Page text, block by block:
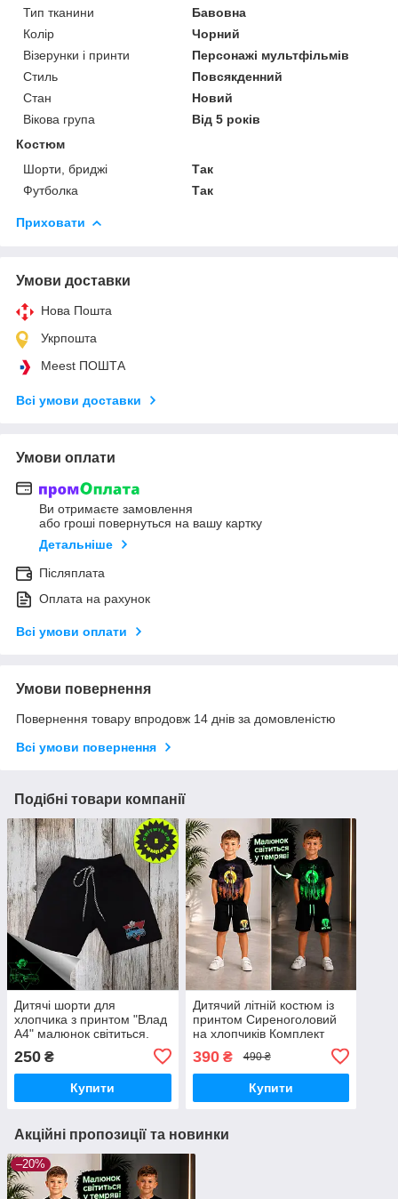
Тип тканини
Бавовна
Колір
Чорний
Візерунки і принти
Персонажі мультфільмів
Стиль
Повсякденний
Стан
Новий
Вікова група
Від 5 років
Костюм
Шорти, бриджі
Так
Футболка
Так
Приховати
Умови доставки
Нова Пошта
Укрпошта
Meest ПОШТА
Всі умови доставки
Умови оплати
Ви отримаєте замовлення
або гроші повернуться на вашу картку
Детальніше
Післяплата
Оплата на рахунок
Всі умови оплати
Умови повернення
Повернення товару впродовж 14 днів за домовленістю
Всі умови повернення
Подібні товари компанії
Дитячі шорти для
хлопчика з принтом "Влад
А4" малюнок світиться.
Чорні шортики для дітей
5-12 років, зріст 116-122
250 ₴
Купити
Дитячий літній костюм із
принтом Сиреноголовий
на хлопчиків Комплект
дітей літо 122-128
390₴ 490 ₴
Купити
Акційні пропозиції та новинки
–20%